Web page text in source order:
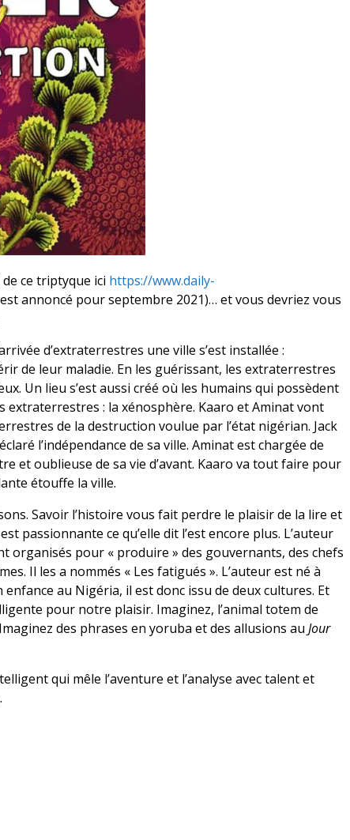
de ce triptyque ici https://www.daily-
annoncé pour septembre 2021)… et vous devriez vous
d’extraterrestres une ville s’est installée :
de leur maladie. En les guérissant, les extraterrestres
Un lieu s’est aussi créé où les humains qui possèdent
extraterrestres : la xénosphère. Kaaro et Aminat vont
de la destruction voulue par l’état nigérian. Jack
l’indépendance de sa ville. Aminat est chargée de
et oublieuse de sa vie d’avant. Kaaro va tout faire pour
étouffe la ville.
Savoir l’histoire vous fait perdre le plaisir de la lire et
passionnante ce qu’elle dit l’est encore plus. L’auteur
organisés pour « produire » des gouvernants, des chefs
Il les a nommés « Les fatigués ». L’auteur est né à
au Nigéria, il est donc issu de deux cultures. Et
pour notre plaisir. Imaginez, l’animal totem de
des phrases en yoruba et des allusions au Jour
qui mêle l’aventure et l’analyse avec talent et
CONCOURS : CALENDRIER DE L’AVENT – UNE
COPIE DU JEU « GRID, ULTIMATE EDITION »
SUR XBOX ONE OU PS4
Daily Passions